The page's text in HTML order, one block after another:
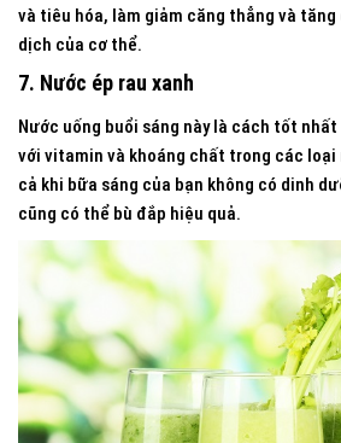
và tiêu hóa, làm giảm căng thẳng và
dịch của cơ thể.
7. Nước ép rau xanh
Nước uống buổi sáng này là cách tốt
với vitamin và khoáng chất trong các loại
cả khi bữa sáng của bạn không có dinh
cũng có thể bù đắp hiệu quả.